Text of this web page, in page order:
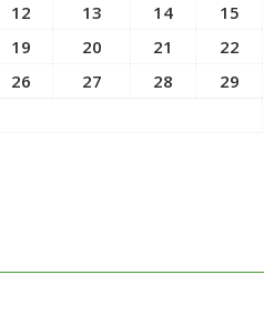
12 13 14
15
19 20 21
22
26 27 28
29